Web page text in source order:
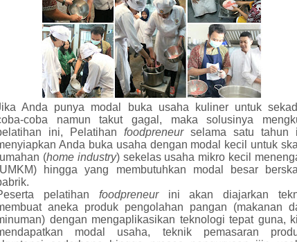
Anda punya modal buka usaha kuliner untuk
coba namun takut gagal, maka solusinya
ini, Pelatihan foodpreneurselama satu tahun
Anda buka usaha dengan modal kecil untuk
(home industry) sekelas usaha mikro kecil
hingga yang membutuhkan modal besar
pelatihan foodpreneurini akan diajarkan
aneka produk pengolahan pangan (makanan
dengan mengaplikasikan teknologi tepat guna,
modal usaha, teknik pemasaran